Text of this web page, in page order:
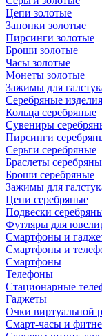
Цепи золотые
Запонки золотые
Пирсинги золотые
Броши золотые
Часы золотые
Монеты золотые
Зажимы для
Серебряные изделия
Кольца серебряные
Сувениры
Пирсинги
Серьги серебряные
Браслеты
Броши серебряные
Зажимы для
Цепи серебряные
Подвески
Футляры для
Смартфоны и
Смартфоны и
Смартфоны
Телефоны
Стационарные
Гаджеты
Очки виртуальной
Смарт-часы и